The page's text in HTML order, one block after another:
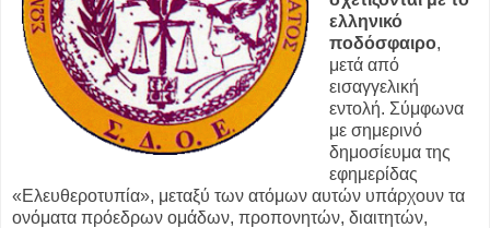
ελληνικό
ποδόσφαιρο,
μετά από
εισαγγελική
εντολή. Σύμφωνα
με σημερινό
δημοσίευμα της
εφημερίδας
«Ελευθεροτυπία», μεταξύ των ατόμων αυτών υπάρχουν τα
ονόματα πρόεδρων ομάδων, προπονητών, διαιτητών,